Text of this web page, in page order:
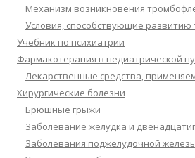
Механизм возникновения
Условия, способствующие
Учебник по психиатрии
Фармакотерапия в педиатрической
Лекарственные средства,
Хирургические болезни
Брюшные грыжи
Заболевание желудка и
Заболевания поджелудочной